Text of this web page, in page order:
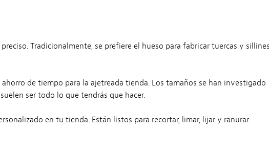
Tradicionalmente, se prefiere el hueso para fabricar tuercas y
de tiempo para la ajetreada tienda. Los tamaños se han investigado
ser todo lo que tendrás que hacer.
en tu tienda. Están listos para recortar, limar, lijar y ranurar.